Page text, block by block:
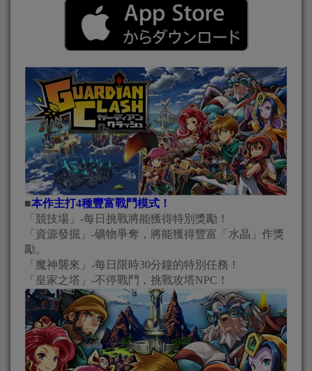
■本作主打4種豐富戰鬥模式！
「競技場」-每日挑戰將能獲得特別獎勵！
「資源發掘」-礦物爭奪，將能獲得豐富「水晶」作獎
勵。
「魔神襲來」-每日限時30分鐘的特別任務！
「皇家之塔」-不停戰鬥，挑戰攻塔NPC！